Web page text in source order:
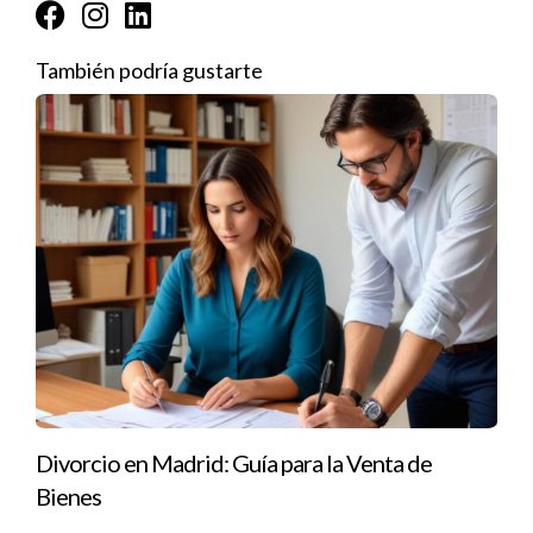
Campañas de email marketing: mantén informados a tus
Colaboraciones con agentes inmobiliarios: establezca
asociaciones para ampliar tu red de contactos.
Técnicas de negociación efectivas
La negociación es una parte integral del proceso de venta y
puede influir en el resultado final. Ser un buen negociador
implica saber cuándo ceder en ciertos aspectos y cuándo
mantenerte firme en tus expectativas. Establecer un precio
justo y estar preparado para argumentar su valor es
fundamental. Escuchar a los compradores y entender sus
necesidades también puede abrir puertas a concesiones que
faciliten un acuerdo beneficioso para ambas partes.
Consejos para una negociación exitosa
También podría gustarte
Divorcio en Madrid: Guía para la Venta de
Bienes